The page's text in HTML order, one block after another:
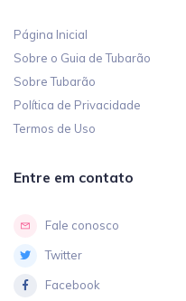
Página Inicial
Sobre o Guia de Tubarão
Sobre Tubarão
Política de Privacidade
Termos de Uso
Entre em contato
Fale conosco
Twitter
Facebook